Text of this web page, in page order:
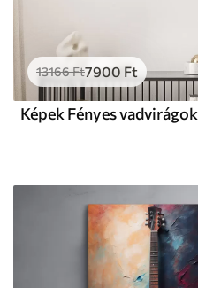
13166Ft7900 Ft
Képek Fényes vadvirágok